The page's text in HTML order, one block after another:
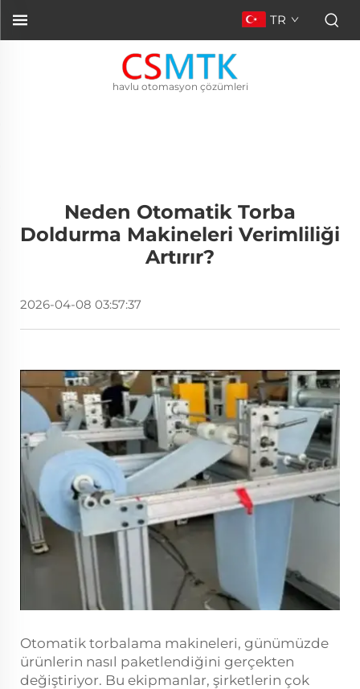
TR
havlu otomasyon çözümleri
Neden Otomatik Torba
Doldurma Makineleri Verimliliği
Artırır?
2026-04-08 03:57:37
Otomatik torbalama makineleri, günümüzde
ürünlerin nasıl paketlendiğini gerçekten
değiştiriyor. Bu ekipmanlar, şirketlerin çok